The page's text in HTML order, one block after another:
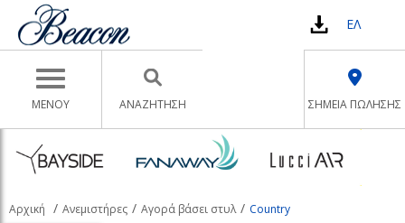
Toggle navigation
ΜΕΝΟΥ
ΕΛ
ΣΗΜΕΙΑ ΠΩΛΗΣΗΣ
ΑΝΑΖΉΤΗΣΗ
Αρχική Ανεμιστήρες Αγορά βάσει στυλ Country